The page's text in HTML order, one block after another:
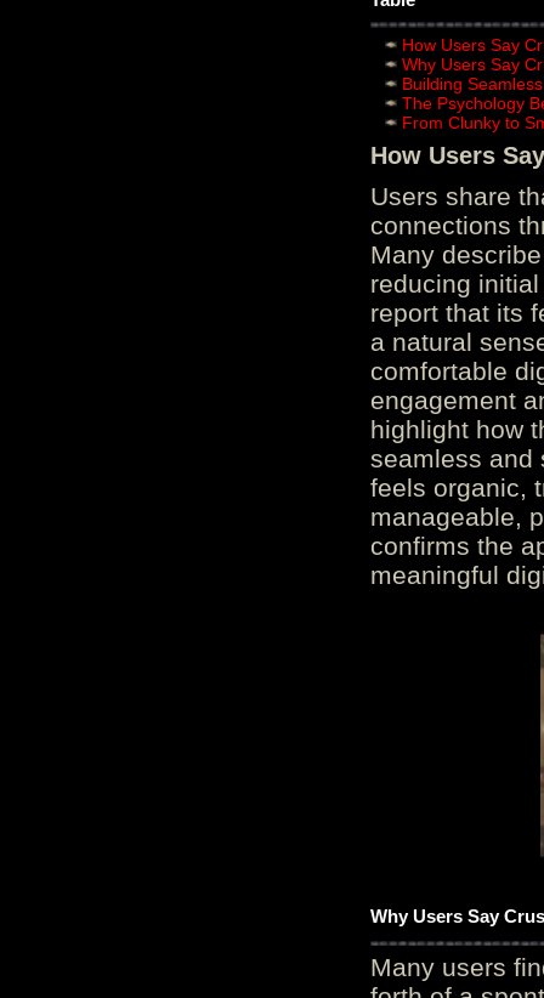
How Users Say
Why Users Say
Building
The Psychology
From Clunky to
How Users
Users share
connections
Many
reducing
report that its
a natural
comfortable
engagement
highlight how
seamless and
feels organic,
manageable,
confirms the
meaningful
Why Users Say
Many users